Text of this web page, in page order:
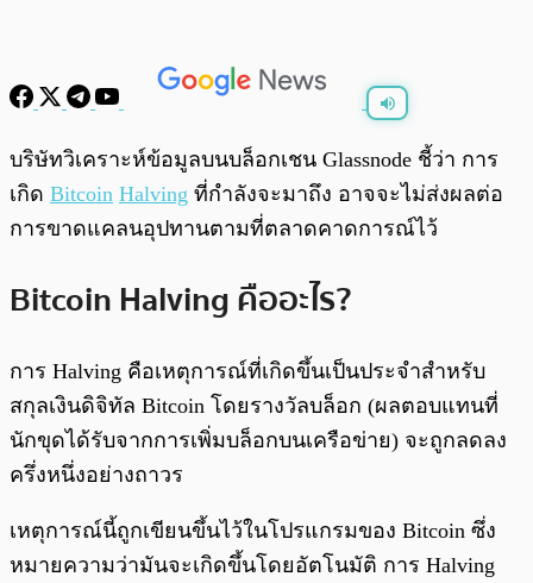
พร้อมเล่น 0:00/
บริษัทวิเคราะห์ข้อมูลบนบล็อกเชน Glassnode ชี้ว่า การ
เกิด Bitcoin Halving ที่กำลังจะมาถึง อาจจะไม่ส่งผลต่อ
การขาดแคลนอุปทานตามที่ตลาดคาดการณ์ไว้
Bitcoin Halving คืออะไร?
การ Halving คือเหตุการณ์ที่เกิดขึ้นเป็นประจำสำหรับ
สกุลเงินดิจิทัล Bitcoin โดยรางวัลบล็อก (ผลตอบแทนที่
นักขุดได้รับจากการเพิ่มบล็อกบนเครือข่าย) จะถูกลดลง
ครึ่งหนึ่งอย่างถาวร
เหตุการณ์นี้ถูกเขียนขึ้นไว้ในโปรแกรมของ Bitcoin ซึ่ง
หมายความว่ามันจะเกิดขึ้นโดยอัตโนมัติ การ Halving